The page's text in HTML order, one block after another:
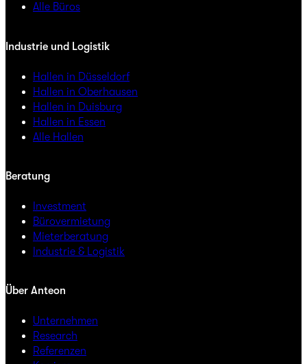
Alle Büros
Industrie und Logistik
Hallen in Düsseldorf
Hallen in Oberhausen
Hallen in Duisburg
Hallen in Essen
Alle Hallen
Beratung
Investment
Bürovermietung
Mieterberatung
Industrie & Logistik
Über Anteon
Unternehmen
Research
Referenzen